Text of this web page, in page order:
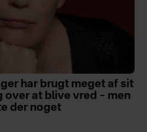
har brugt meget af sit
over at blive vred – men
der noget